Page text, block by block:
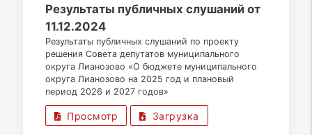
Результаты публичных слушаний от
11.12.2024
Результаты публичных слушаний по проекту
решения Совета депутатов муниципального
округа Лианозово «О бюджете муниципального
округа Лианозово на 2025 год и плановый
период 2026 и 2027 годов»
Просмотр Загрузка